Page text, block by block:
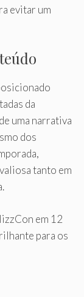
evitar um
da
uma narrativa
dos
tanto em
em 12
para os